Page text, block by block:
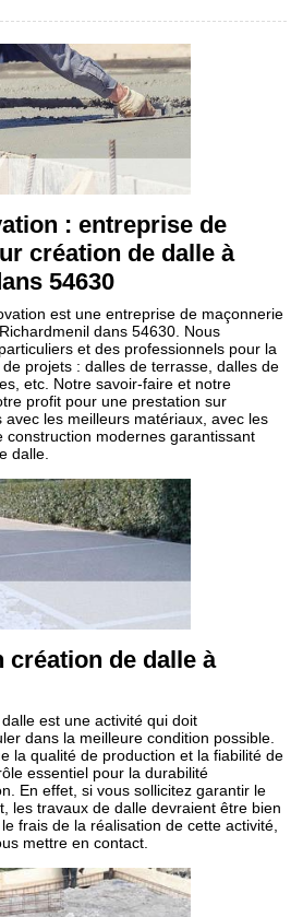
: entreprise de
création de dalle à
54630
est une entreprise de maçonnerie
dans 54630. Nous
et des professionnels pour la
projets : dalles de terrasse, dalles de
etc. Notre savoir-faire et notre
profit pour une prestation sur
avec les meilleurs matériaux, avec les
construction modernes garantissant
dalle.
création de dalle à
est une activité qui doit
dans la meilleure condition possible.
la qualité de production et la fiabilité de
essentiel pour la durabilité
En effet, si vous sollicitez garantir le
les travaux de dalle devraient être bien
frais de la réalisation de cette activité,
mettre en contact.